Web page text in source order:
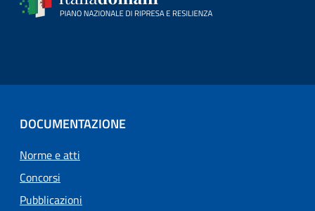
DOCUMENTAZIONE
Norme e atti
Concorsi
Pubblicazioni